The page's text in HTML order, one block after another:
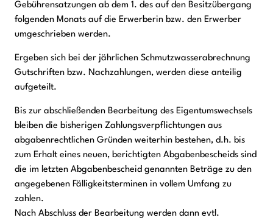
Gebührensatzungen ab dem 1. des auf den Besitzübergang
folgenden Monats auf die Erwerberin bzw. den Erwerber
umgeschrieben werden.
Ergeben sich bei der jährlichen Schmutzwasserabrechnung
Gutschriften bzw. Nachzahlungen, werden diese anteilig
aufgeteilt.
Bis zur abschließenden Bearbeitung des Eigentumswechsels
bleiben die bisherigen Zahlungsverpflichtungen aus
abgabenrechtlichen Gründen weiterhin bestehen, d.h. bis
zum Erhalt eines neuen, berichtigten Abgabenbescheids sind
die im letzten Abgabenbescheid genannten Beträge zu den
angegebenen Fälligkeitsterminen in vollem Umfang zu
zahlen.
Nach Abschluss der Bearbeitung werden dann evtl.